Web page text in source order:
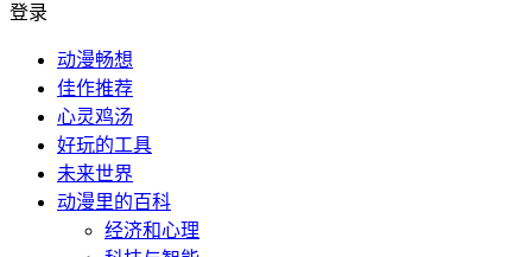
登录
动漫畅想
佳作推荐
心灵鸡汤
好玩的工具
未来世界
动漫里的百科
经济和心理